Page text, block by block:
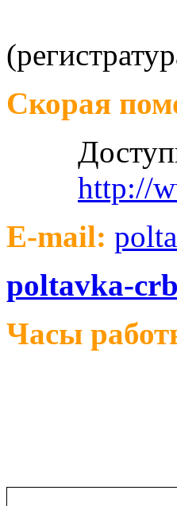
Скорая
http://
E-mail:
poltavka-
Часы